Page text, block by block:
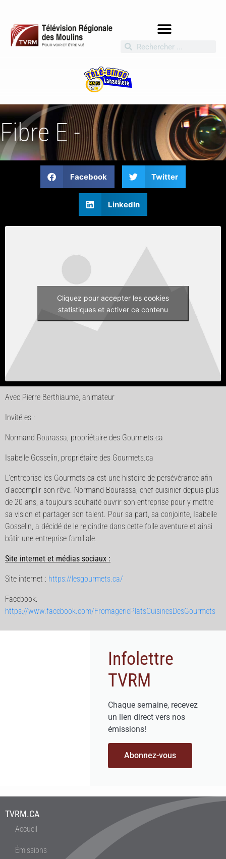
Fibre E -
Facebook Twitter
LinkedIn
Cliquez pour accepter les cookies
statistiques et activer ce contenu
Avec Pierre Berthiaume, animateur
Invité.es :
Normand Bourassa, propriétaire des Gourmets.ca
Isabelle Gosselin, propriétaire des Gourmets.ca
L’entreprise les Gourmets.ca est une histoire de persévérance afin
d’accomplir son rêve. Normand Bourassa, chef cuisinier depuis plus
de 20 ans, a toujours souhaité ouvrir son entreprise pour y mettre
sa vision et partager son talent. Pour sa part, sa conjointe, Isabelle
Gosselin, a décidé de le rejoindre dans cette folle aventure et ainsi
bâtir une entreprise familiale.
Site internet et médias sociaux :
Site internet : https://lesgourmets.ca/
Facebook:
https://www.facebook.com/FromageriePlatsCuisinesDesGourmets
Infolettre
TVRM
Chaque semaine, recevez
un lien direct vers nos
émissions!
Abonnez-vous
TVRM.CA
Accueil
Émissions